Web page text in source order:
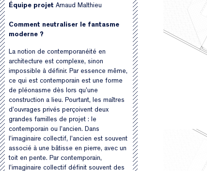
Équipe projet Arnaud Malthieu
Comment neutraliser le fantasme
moderne ?
La notion de contemporanéité en
architecture est complexe, sinon
impossible à définir. Par essence même,
ce qui est contemporain est une forme
de pléonasme dès lors qu’une
construction a lieu. Pourtant, les maîtres
d’ouvrages privés perçoivent deux
grandes familles de projet : le
contemporain ou l’ancien. Dans
l’imaginaire collectif, l’ancien est souvent
associé à une bâtisse en pierre, avec un
toit en pente. Par contemporain,
l’imaginaire collectif définit souvent des